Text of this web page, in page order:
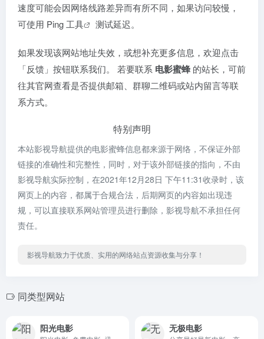
速度可能会因网络线路差异而有所不同，如果访问较慢，
可使用 Ping 工具 测试延迟。
如果发现该网站地址失效，或想补充更多信息，欢迎点击
「反馈」按钮联系我们。 若要联系 电影蜜蜂 的站长，可前
往其官网查看是否提供邮箱、群聊二维码或站内留言等联
系方式。
特别声明
本站影视导航提供的电影蜜蜂信息都来源于网络，不保证外部
链接的准确性和完整性，同时，对于该外部链接的指向，不由
影视导航实际控制，在2021年12月28日 下午11:31收录时，该
网页上的内容，都属于合规合法，后期网页的内容如出现违
规，可以直接联系网站管理员进行删除，影视导航不承担任何
责任。
影视导航致力于优质、实用的网络站点资源收集与分享！
同类型网站
阳光电影 无极电影